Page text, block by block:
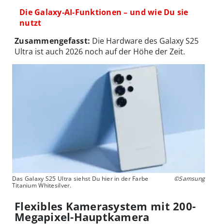
Die Galaxy-AI-Funktionen – und wie Du sie
nutzt
Zusammengefasst: Die Hardware des Galaxy S25
Ultra ist auch 2026 noch auf der Höhe der Zeit.
Das Galaxy S25 Ultra siehst Du hier in der Farbe
Titanium Whitesilver.
©Samsung
Flexibles Kamerasystem mit 200-
Megapixel-Hauptkamera